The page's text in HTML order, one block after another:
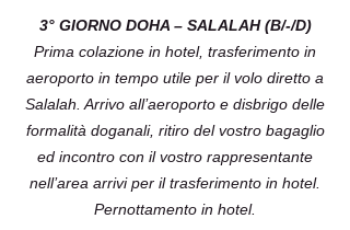
3° GIORNO DOHA – SALALAH (B/-/D)
Prima colazione in hotel, trasferimento in
aeroporto in tempo utile per il volo diretto a
Salalah. Arrivo all’aeroporto e disbrigo delle
formalità doganali, ritiro del vostro bagaglio
ed incontro con il vostro rappresentante
nell’area arrivi per il trasferimento in hotel.
Pernottamento in hotel.